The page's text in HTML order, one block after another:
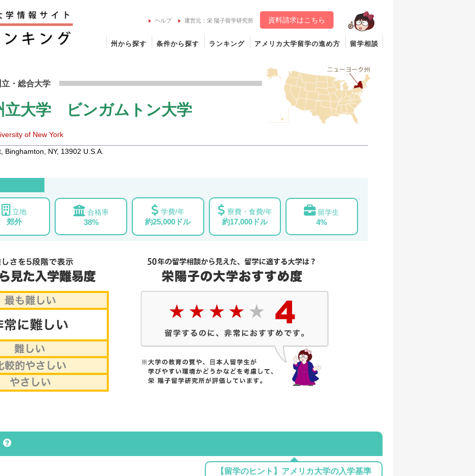
ヘルプ 運営元：栄 陽子留学研究所 資料請求はこちら
州から探す 条件から探す ランキング アメリカ大学留学の進め方 留学相談
・総合大学
立大学 ビンガムトン大学
of New York
Binghamton, NY, 13902 U.S.A.
立地
郊外
合格率
38%
学費/年
約25,000ドル
寮費・食費/年
約17,000ドル
留学生
4%
【留学のヒント】アメリカ大学の入学基準